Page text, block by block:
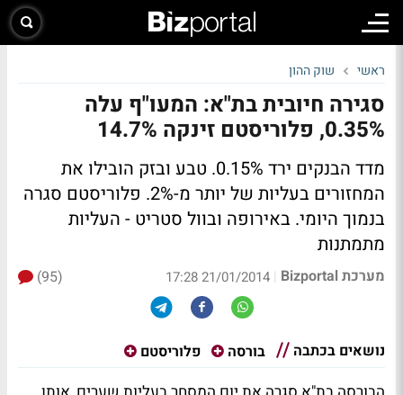
ראשי שוק ההון
סגירה חיובית בת"א: המעו"ף עלה
0.35%, פלוריסטם זינקה 14.7%
מדד הבנקים ירד 0.15%. טבע ובזק הובילו את
המחזורים בעליות של יותר מ-2%. פלוריסטם סגרה
בנמוך היומי. באירופה ובוול סטריט - העליות
מתמתנות
מערכת Bizportal |
21/01/2014 17:28
(95)
נושאים בכתבה בורסה פלוריסטם